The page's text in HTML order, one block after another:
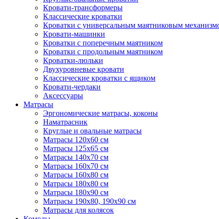
Кровати-трансформеры
Классические кроватки
Кроватки с универсальным маятниковым
Кровати-машинки
Кроватки с поперечным маятником
Кроватки с продольным маятником
Кроватки-люльки
Двухуровневые кровати
Классические кроватки с ящиком
Кровати-чердаки
Аксессуары
Матрасы
Эргономические матрасы, коконы
Наматрасник
Круглые и овальные матрасы
Матрасы 120х60 см
Матрасы 125х65 см
Матрасы 140х70 см
Матрасы 160х70 см
Матрасы 160х80 см
Матрасы 180х80 см
Матрасы 180х90 см
Матрасы 190х80, 190х90 см
Матрасы для колясок